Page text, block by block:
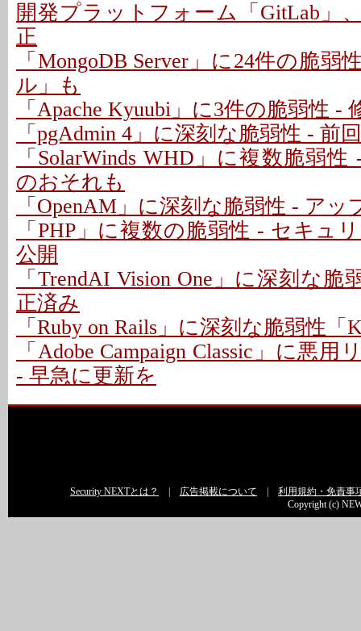
開発プラットフォーム「GitLab」
正
「MongoDB Server」に24件の脆
ル」も
「Apache Kyuubi」に3件の脆弱性 -
「pgAdmin 4」に深刻な脆弱性 - 前
「SolarWinds WHD」に複数脆弱
のおそれも
「OpenAM」に深刻な脆弱性 - ア
「PHP」に複数の脆弱性 - セキュ
公開
「TrendAI Vision One」に深刻な脆
正済み
「Ruby on Rails」に深刻な脆弱性「
「Adobe Campaign Classic」に悪
- 早急に更新を
Security NEXTとは？ 広告掲載について
利用規約・免責事
Copyright (c)